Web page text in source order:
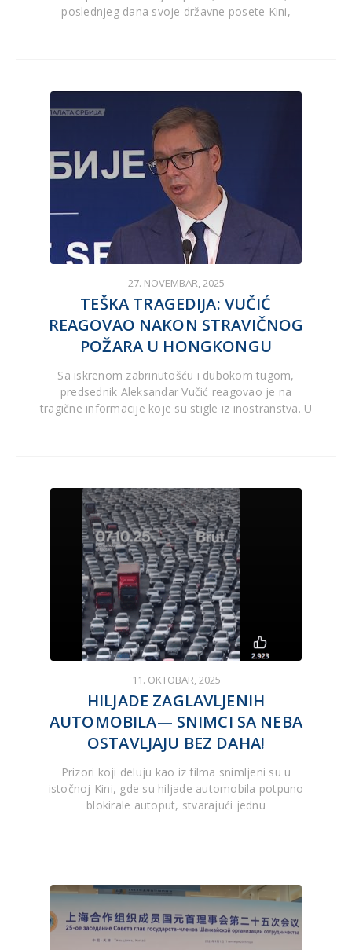
poslednjeg dana svoje državne posete Kini,
27. NOVEMBAR, 2025
TEŠKA TRAGEDIJA: VUČIĆ
REAGOVAO NAKON STRAVIČNOG
POŽARA U HONGKONGU
Sa iskrenom zabrinutošću i dubokom tugom,
predsednik Aleksandar Vučić reagovao je na
tragične informacije koje su stigle iz inostranstva. U
11. OKTOBAR, 2025
HILJADE ZAGLAVLJENIH
AUTOMOBILA— SNIMCI SA NEBA
OSTAVLJAJU BEZ DAHA!
Prizori koji deluju kao iz filma snimljeni su u
istočnoj Kini, gde su hiljade automobila potpuno
blokirale autoput, stvarajući jednu